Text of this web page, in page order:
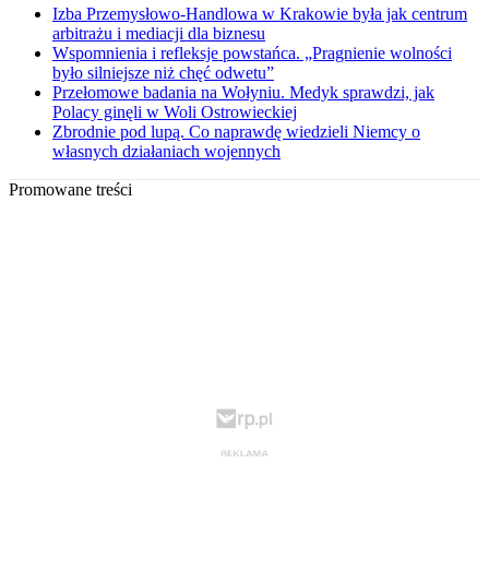
Izba Przemysłowo-Handlowa w Krakowie była jak centrum
arbitrażu i mediacji dla biznesu
Wspomnienia i refleksje powstańca. „Pragnienie wolności
było silniejsze niż chęć odwetu”
Przełomowe badania na Wołyniu. Medyk sprawdzi, jak
Polacy ginęli w Woli Ostrowieckiej
Zbrodnie pod lupą. Co naprawdę wiedzieli Niemcy o
własnych działaniach wojennych
Promowane treści